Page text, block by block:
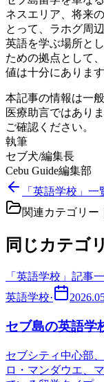
ネスエリア、将来
とって、ラホグ周
英語を学ぶ場所と
ための拠点として
値は十分にあります
本記事の情報は一
医療助言ではあり
ご確認ください。
執筆
セブ犬/編集長
Cebu Guide編集部
「英語学校」一
関連カテゴリー｜
同じカテゴ
「 英語学校 」記事
英語学校·
セブ島の英語学
セブシティ中心部
ロ・マンダウエ、